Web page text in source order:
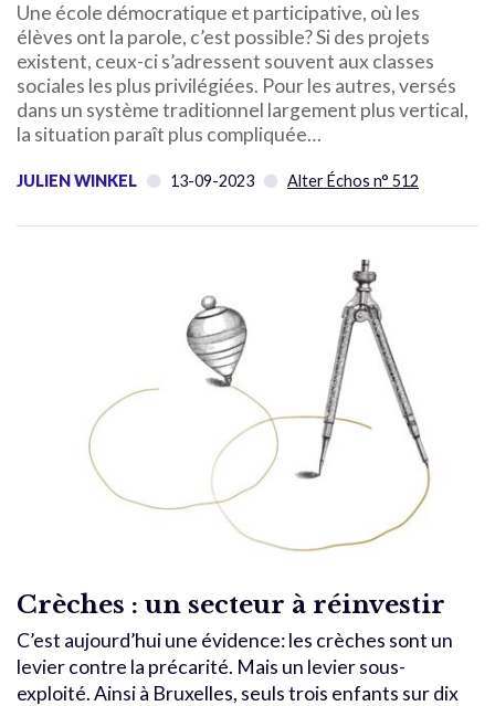
Une école démocratique et participative, où les
élèves ont la parole, c’est possible? Si des projets
existent, ceux-ci s’adressent souvent aux classes
sociales les plus privilégiées. Pour les autres, versés
dans un système traditionnel largement plus vertical,
la situation paraît plus compliquée…
JULIEN WINKEL 13-09-2023 Alter Échos n° 512
Crèches : un secteur à réinvestir
C’est aujourd’hui une évidence: les crèches sont un
levier contre la précarité. Mais un levier sous-
exploité. Ainsi à Bruxelles, seuls trois enfants sur dix